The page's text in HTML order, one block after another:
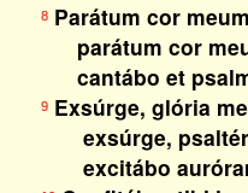
8Parátum cor
parátum cor
cantábo et
9Exsúrge, glória
exsúrge,
excitábo